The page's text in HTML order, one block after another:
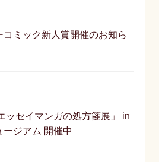
ミック新人賞開催のお知ら
ッセイマンガの処方箋展」 in
ジアム 開催中